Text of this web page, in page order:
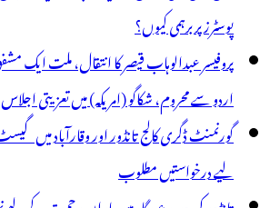
ووٹ
دیا
پوسٹرز پر برہمی کیوں؟
پروفیسر عبدالوہاب قیصر کا انتقال، ملت ایک
اردو سے محروم، شکاگو (امریکہ) میں تعزیتی اجلاس
گورنمنٹ ڈگری کالج تانڈور اور وقارآباد میں
لیے درخواستیں مطلوب